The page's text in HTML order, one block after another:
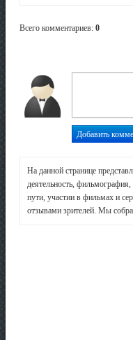
Всего комментариев: 0
На данной странице
деятельность,
пути, участии в фильмах и
отзывами зрителей. Мы